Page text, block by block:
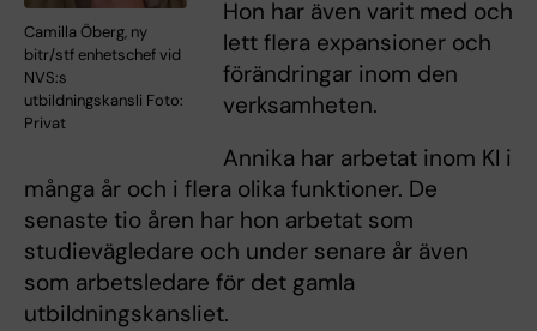
Camilla Öberg, ny
bitr/stf enhetschef vid
NVS:s
utbildningskansli Foto:
Privat
Hon har även varit med och
lett flera expansioner och
förändringar inom den
verksamheten.
Annika har arbetat inom KI i
många år och i flera olika funktioner. De
senaste tio åren har hon arbetat som
studievägledare och under senare år även
som arbetsledare för det gamla
utbildningskansliet.